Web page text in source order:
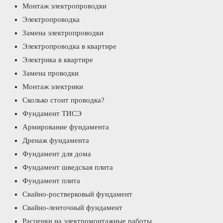
Монтаж электропроводки
Электропроводка
Замена электропроводки
Электропроводка в квартире
Электрика в квартире
Замена проводки
Монтаж электрики
Сколько стоит проводка?
Фундамент ТИСЭ
Армирование фундамента
Дренаж фундамента
Фундамент для дома
Фундамент шведская плита
Фундамент плита
Свайно-ростверковый фундамент
Свайно-ленточный фундамент
Расценки на электромонтажные работы